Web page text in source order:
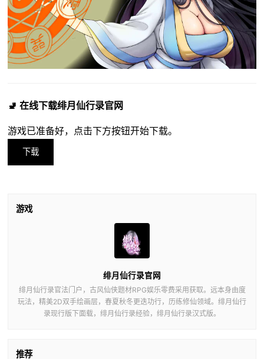
🚽 在线下载绯月仙行录官网
游戏已准备好，点击下方按钮开始下载。
下载
游戏
绯月仙行录官网
绯月仙行录官法门户，古风仙侠题材RPG娱乐零费采用获取。远本身由度
玩法，精美2D双手绘画层，春夏秋冬更迭功行，历练修仙领域。绯月仙行
录现行版下面载，绯月仙行录经验，绯月仙行录汉式版。
推荐